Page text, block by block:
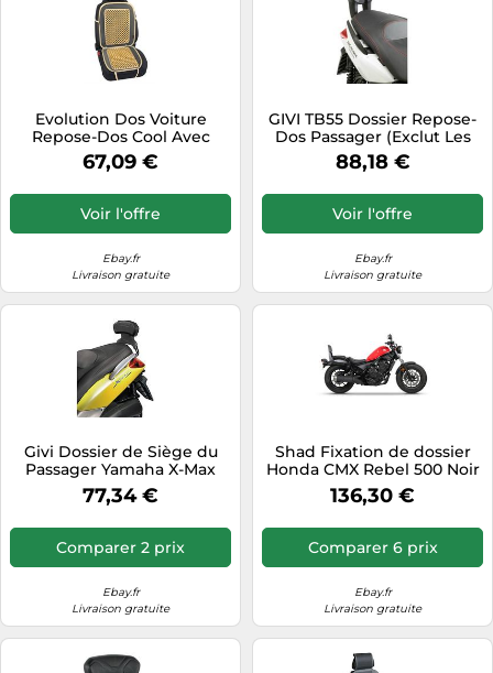
Evolution Dos Voiture
Repose-Dos Cool Avec
Petites Boules De Bois -
Ivoire
67,09 €
Voir l'offre
Ebay.fr
Livraison gratuite
GIVI TB55 Dossier Repose-
Dos Passager (Exclut Les
Montage Porte-Bagages)
88,18 €
Voir l'offre
Ebay.fr
Livraison gratuite
Givi Dossier de Siège du
Passager Yamaha X-Max
125-250
77,34 €
Comparer 2 prix
Ebay.fr
Livraison gratuite
Shad Fixation de dossier
Honda CMX Rebel 500 Noir
136,30 €
Comparer 6 prix
Ebay.fr
Livraison gratuite